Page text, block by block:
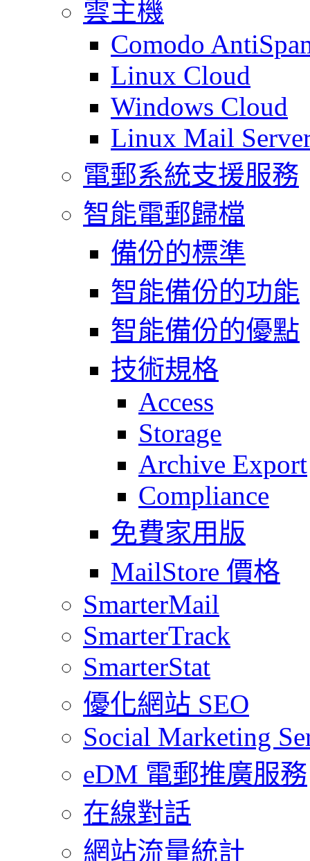
雲主機
Comodo
Linux Cloud
Windows Cloud
Linux Mail
電郵系統支援服務
智能電郵歸檔
備份的標準
智能備份的功能
智能備份的優點
技術規格
Access
Storage
Archive Export
Compliance
免費家用版
MailStore 價格
SmarterMail
SmarterTrack
SmarterStat
優化網站 SEO
Social Marketing
eDM 電郵推廣服務
在線對話
網站流量統計